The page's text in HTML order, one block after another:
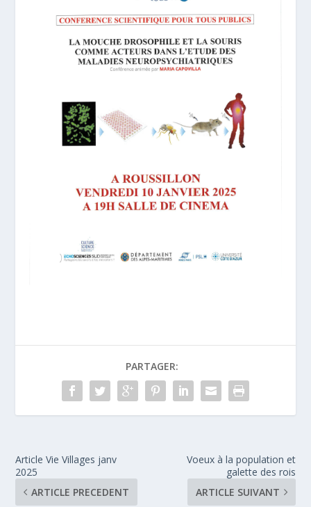
PARTAGER:
Article Vie Villages janv
2025
ARTICLE PRECEDENT
Voeux à la population et
galette des rois
ARTICLE SUIVANT